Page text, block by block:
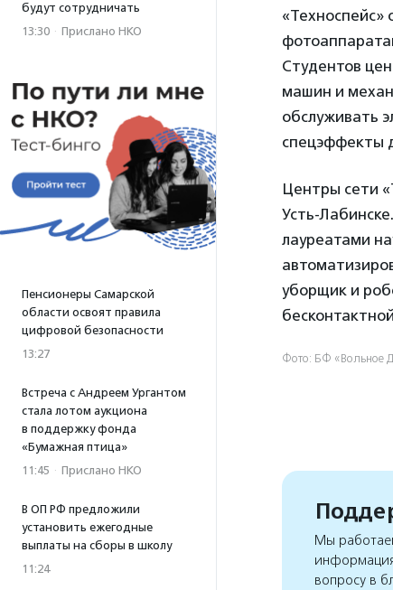
будут сотрудничать
13:30 · Прислано НКО
Пенсионеры Самарской
области освоят правила
цифровой безопасности
13:27
Встреча с Андреем Ургантом
стала лотом аукциона
в поддержку фонда
«Бумажная птица»
11:45 · Прислано НКО
В ОП РФ предложили
установить ежегодные
выплаты на сборы в школу
11:24
Студентов
машин и
обслуживать
спецэффекты
Центры сети
Усть-
лауреатами
уборщик и
Фото: БФ «Вольное
Мы
вопросу в